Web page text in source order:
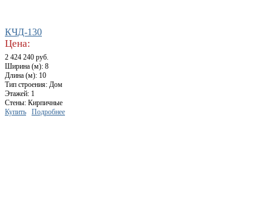
КЧД-130
Цена:
2 424 240 руб.
Ширина (м): 8
Длина (м): 10
Тип строения: Дом
Этажей: 1
Стены: Кирпичные
Купить
Подробнее